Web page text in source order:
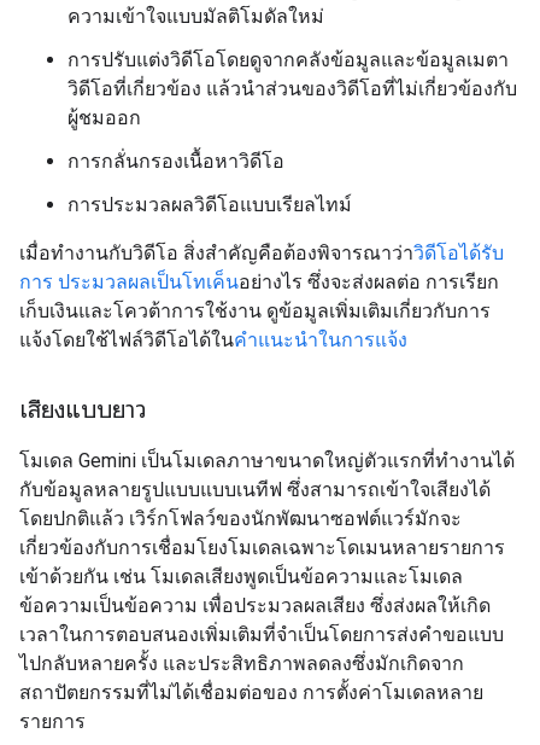
ความเข้าใจแบบมัลติโมดัลใหม่
การปรับแต่งวิดีโอโดยดูจากคลังข้อมูลและข้อมูลเมตา
วิดีโอที่เกี่ยวข้อง แล้วนำส่วนของวิดีโอที่ไม่เกี่ยวข้องกับ
ผู้ชมออก
การกลั่นกรองเนื้อหาวิดีโอ
การประมวลผลวิดีโอแบบเรียลไทม์
เมื่อทำงานกับวิดีโอ สิ่งสำคัญคือต้องพิจารณาว่าวิดีโอได้รับ
การ ประมวลผลเป็นโทเค็นอย่างไร ซึ่งจะส่งผลต่อ การเรียก
เก็บเงินและโควต้าการใช้งาน ดูข้อมูลเพิ่มเติมเกี่ยวกับการ
แจ้งโดยใช้ไฟล์วิดีโอได้ในคำแนะนำในการแจ้ง
เสียงแบบยาว
โมเดล Gemini เป็นโมเดลภาษาขนาดใหญ่ตัวแรกที่ทำงานได้
กับข้อมูลหลายรูปแบบแบบเนทีฟ ซึ่งสามารถเข้าใจเสียงได้
โดยปกติแล้ว เวิร์กโฟลว์ของนักพัฒนาซอฟต์แวร์มักจะ
เกี่ยวข้องกับการเชื่อมโยงโมเดลเฉพาะโดเมนหลายรายการ
เข้าด้วยกัน เช่น โมเดลเสียงพูดเป็นข้อความและโมเดล
ข้อความเป็นข้อความ เพื่อประมวลผลเสียง ซึ่งส่งผลให้เกิด
เวลาในการตอบสนองเพิ่มเติมที่จำเป็นโดยการส่งคำขอแบบ
ไปกลับหลายครั้ง และประสิทธิภาพลดลงซึ่งมักเกิดจาก
สถาปัตยกรรมที่ไม่ได้เชื่อมต่อของ การตั้งค่าโมเดลหลาย
รายการ